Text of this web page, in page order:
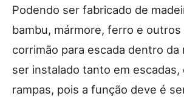
Podendo ser fabricado de
bambu, mármore, ferro e outros
corrimão para escada dentro da
ser instalado tanto em
rampas, pois a função deve é